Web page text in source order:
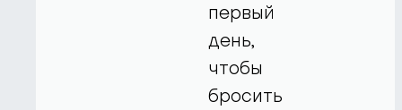
первый
день,
чтобы
бросить